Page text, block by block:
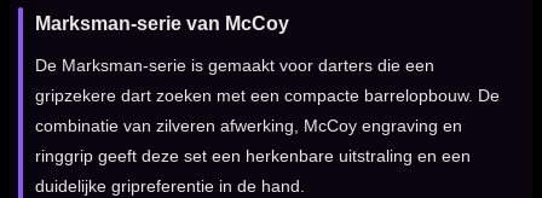
Marksman-serie van McCoy
De Marksman-serie is gemaakt voor darters die een
gripzekere dart zoeken met een compacte barrelopbouw. De
combinatie van zilveren afwerking, McCoy engraving en
ringgrip geeft deze set een herkenbare uitstraling en een
duidelijke gripreferentie in de hand.